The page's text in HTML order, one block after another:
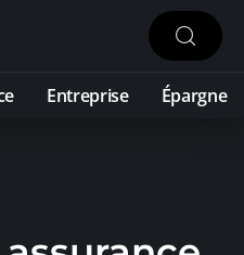
Entreprise Épargne